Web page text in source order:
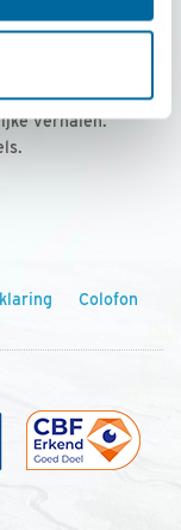
per jaar
met
verhalen.
Colofon